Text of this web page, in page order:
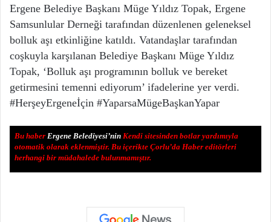
Ergene Belediye Başkanı Müge Yıldız Topak, Ergene
Samsunlular Derneği tarafından düzenlenen geleneksel
bolluk aşı etkinliğine katıldı. Vatandaşlar tarafından
coşkuyla karşılanan Belediye Başkanı Müge Yıldız
Topak, ‘Bolluk aşı programının bolluk ve bereket
getirmesini temenni ediyorum’ ifadelerine yer verdi.
#HerşeyErgeneİçin #YaparsaMügeBaşkanYapar
Bu haberErgene Belediyesi’nin Kendi sitesinden botlar yardımıyla
otomatik olarak eklenmiştir. Bu içerikte Çorlu’da Haber editörleri
herhangi bir müdahalede bulunmamıştır.